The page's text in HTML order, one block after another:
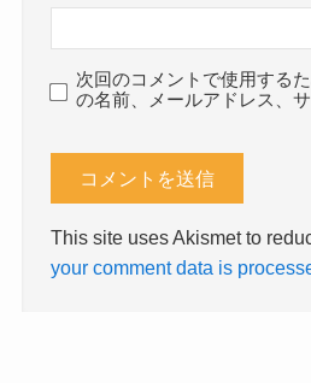
次回のコメントで使用する
の名前、メールアドレス、
This site uses Akismet to
your comment data is